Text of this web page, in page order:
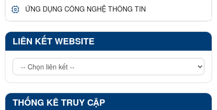
ỨNG DỤNG CÔNG NGHỆ THÔNG TIN
LIÊN KẾT WEBSITE
THỐNG KÊ TRUY CẬP